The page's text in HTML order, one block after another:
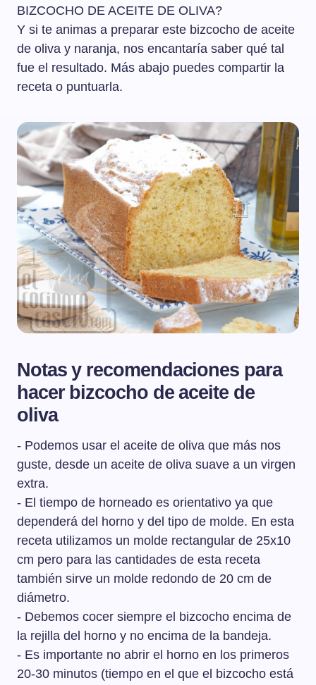
BIZCOCHO DE ACEITE DE OLIVA?
Y si te animas a preparar este bizcocho de aceite
de oliva y naranja, nos encantaría saber qué tal
fue el resultado. Más abajo puedes compartir la
receta o puntuarla.
Notas y recomendaciones para
hacer bizcocho de aceite de
oliva
- Podemos usar el aceite de oliva que más nos
guste, desde un aceite de oliva suave a un virgen
extra.
- El tiempo de horneado es orientativo ya que
dependerá del horno y del tipo de molde. En esta
receta utilizamos un molde rectangular de 25x10
cm pero para las cantidades de esta receta
también sirve un molde redondo de 20 cm de
diámetro.
- Debemos cocer siempre el bizcocho encima de
la rejilla del horno y no encima de la bandeja.
- Es importante no abrir el horno en los primeros
20-30 minutos (tiempo en el que el bizcocho está